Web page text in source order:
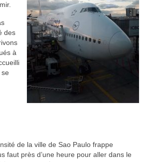
des
à
de la ville de Sao Paulo frappe
faut près d’une heure pour aller dans le